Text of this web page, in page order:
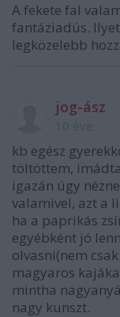
A fekete fal
fantáziadús.
legközelebb
jog-ász
kb egész
töltöttem,
igazán úgy
valamivel, azt a
ha a paprikás
egyébként jó
olvasni(nem
magyaros
mintha
nagy kunszt.